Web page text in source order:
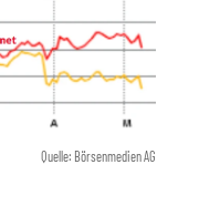
Quelle: Börsenmedien AG